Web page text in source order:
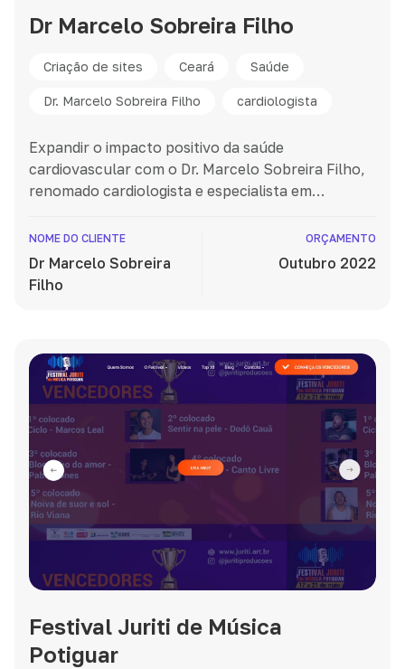
Dr Marcelo Sobreira Filho
Criação de sites Ceará Saúde
Dr. Marcelo Sobreira Filho cardiologista
Expandir o impacto positivo da saúde
cardiovascular com o Dr. Marcelo Sobreira Filho,
renomado cardiologista e especialista em
Artificial. Oferece atendimento em Fortaleza e
nas regiões Centro Sul e Cariri, Ceará.
NOME DO CLIENTE
Dr Marcelo Sobreira
Filho
ORÇAMENTO
Outubro 2022
Festival Juriti de Música
Potiguar